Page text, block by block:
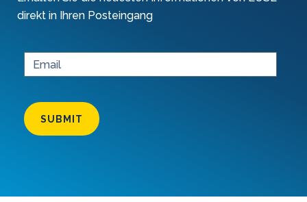
direkt in Ihren Posteingang
SUBMIT